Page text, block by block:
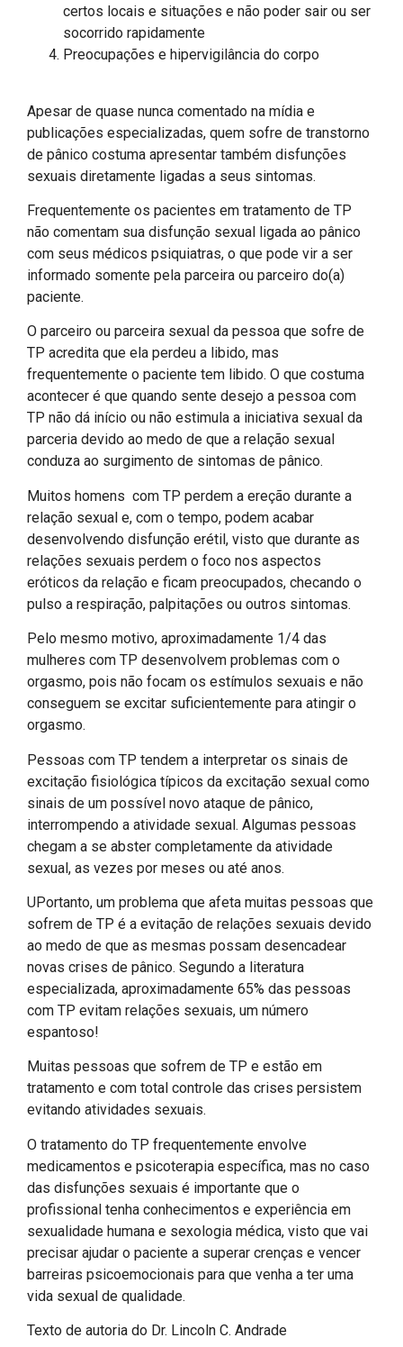
certos locais e situações e não poder sair ou ser
socorrido rapidamente
Preocupações e hipervigilância do corpo
Apesar de quase nunca comentado na mídia e
publicações especializadas, quem sofre de transtorno
de pânico costuma apresentar também disfunções
sexuais diretamente ligadas a seus sintomas.
Frequentemente os pacientes em tratamento de TP
não comentam sua disfunção sexual ligada ao pânico
com seus médicos psiquiatras, o que pode vir a ser
informado somente pela parceira ou parceiro do(a)
paciente.
O parceiro ou parceira sexual da pessoa que sofre de
TP acredita que ela perdeu a libido, mas
frequentemente o paciente tem libido. O que costuma
acontecer é que quando sente desejo a pessoa com
TP não dá início ou não estimula a iniciativa sexual da
parceria devido ao medo de que a relação sexual
conduza ao surgimento de sintomas de pânico.
Muitos homens com TP perdem a ereção durante a
relação sexual e, com o tempo, podem acabar
desenvolvendo disfunção erétil, visto que durante as
relações sexuais perdem o foco nos aspectos
eróticos da relação e ficam preocupados, checando o
pulso a respiração, palpitações ou outros sintomas.
Pelo mesmo motivo, aproximadamente 1/4 das
mulheres com TP desenvolvem problemas com o
orgasmo, pois não focam os estímulos sexuais e não
conseguem se excitar suficientemente para atingir o
orgasmo.
Pessoas com TP tendem a interpretar os sinais de
excitação fisiológica típicos da excitação sexual como
sinais de um possível novo ataque de pânico,
interrompendo a atividade sexual. Algumas pessoas
chegam a se abster completamente da atividade
sexual, as vezes por meses ou até anos.
UPortanto, um problema que afeta muitas pessoas que
sofrem de TP é a evitação de relações sexuais devido
ao medo de que as mesmas possam desencadear
novas crises de pânico. Segundo a literatura
especializada, aproximadamente 65% das pessoas
com TP evitam relações sexuais, um número
espantoso!
Muitas pessoas que sofrem de TP e estão em
tratamento e com total controle das crises persistem
evitando atividades sexuais.
O tratamento do TP frequentemente envolve
medicamentos e psicoterapia específica, mas no caso
das disfunções sexuais é importante que o
profissional tenha conhecimentos e experiência em
sexualidade humana e sexologia médica, visto que vai
precisar ajudar o paciente a superar crenças e vencer
barreiras psicoemocionais para que venha a ter uma
vida sexual de qualidade.
Texto de autoria do Dr. Lincoln C. Andrade